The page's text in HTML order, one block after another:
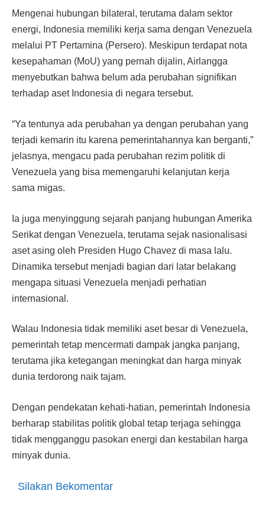
Mengenai hubungan bilateral, terutama dalam sektor
energi, Indonesia memiliki kerja sama dengan Venezuela
melalui PT Pertamina (Persero). Meskipun terdapat nota
kesepahaman (MoU) yang pernah dijalin, Airlangga
menyebutkan bahwa belum ada perubahan signifikan
terhadap aset Indonesia di negara tersebut.
“Ya tentunya ada perubahan ya dengan perubahan yang
terjadi kemarin itu karena pemerintahannya kan berganti,”
jelasnya, mengacu pada perubahan rezim politik di
Venezuela yang bisa memengaruhi kelanjutan kerja
sama migas.
Ia juga menyinggung sejarah panjang hubungan Amerika
Serikat dengan Venezuela, terutama sejak nasionalisasi
aset asing oleh Presiden Hugo Chavez di masa lalu.
Dinamika tersebut menjadi bagian dari latar belakang
mengapa situasi Venezuela menjadi perhatian
internasional.
Walau Indonesia tidak memiliki aset besar di Venezuela,
pemerintah tetap mencermati dampak jangka panjang,
terutama jika ketegangan meningkat dan harga minyak
dunia terdorong naik tajam.
Dengan pendekatan kehati-hatian, pemerintah Indonesia
berharap stabilitas politik global tetap terjaga sehingga
tidak mengganggu pasokan energi dan kestabilan harga
minyak dunia.
Silakan Bekomentar